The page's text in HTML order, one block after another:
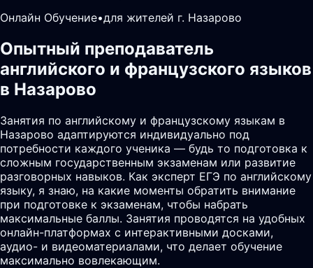
Онлайн Обучение•для жителей г. Назарово
Опытный преподаватель
английского и французского языков
в Назарово
Занятия по английскому и французскому языкам в
Назарово адаптируются индивидуально под
потребности каждого ученика — будь то подготовка к
сложным государственным экзаменам или развитие
разговорных навыков. Как эксперт ЕГЭ по английскому
языку, я знаю, на какие моменты обратить внимание
при подготовке к экзаменам, чтобы набрать
максимальные баллы. Занятия проводятся на удобных
онлайн-платформах с интерактивными досками,
аудио- и видеоматериалами, что делает обучение
максимально вовлекающим.